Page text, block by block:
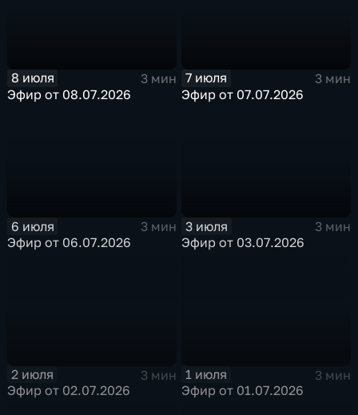
8 июля
3 мин
Эфир от 08.07.2026
7 июля
3 мин
Эфир от 07.07.2026
6 июля
3 мин
Эфир от 06.07.2026
3 июля
3 мин
Эфир от 03.07.2026
2 июля
3 мин
Эфир от 02.07.2026
1 июля
3 мин
Эфир от 01.07.2026